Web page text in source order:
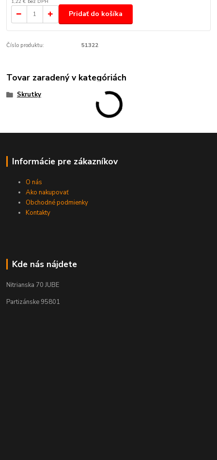
Pridať do košíka
Číslo produktu: 51322
Tovar zaradený v kategóriách
Skrutky
Informácie pre zákazníkov
O nás
Ako nakupovať
Obchodné podmienky
Kontakty
Kde nás nájdete
Nitrianska 70 JUBE
Partizánske 95801